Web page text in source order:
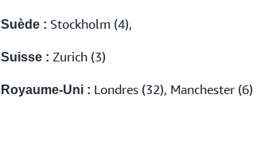
Suède : Stockholm (4),
Suisse : Zurich (3)
Royaume-Uni : Londres (32), Manchester (6)